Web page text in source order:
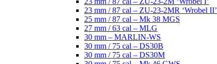
23 mm / 87 cal – ZU-23-2MR ‘Wrobel II’
25 mm / 87 cal – Mk 38 MGS
27 mm / 63 cal – MLG
30 mm – MARLIN-WS
30 mm / 75 cal – DS30B
30 mm / 75 cal – DS30M